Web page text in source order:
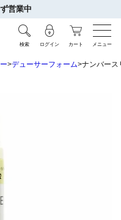
営業中
検索 ログイン カート メニュー
デューサーフォーム ナンバース